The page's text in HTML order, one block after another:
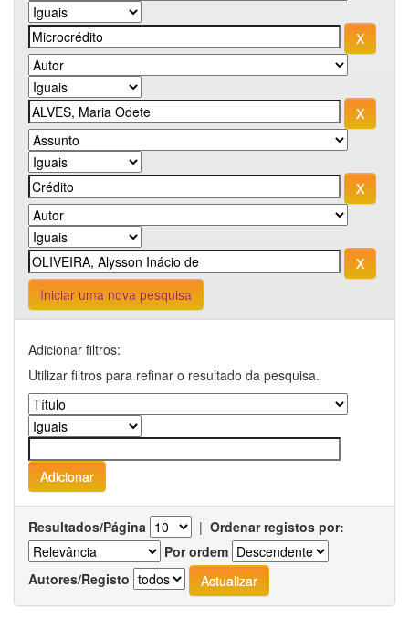
Iniciar uma nova pesquisa
Adicionar filtros:
Utilizar filtros para refinar o resultado da pesquisa.
Resultados/Página | Ordenar registos por:
Por ordem
Autores/Registo